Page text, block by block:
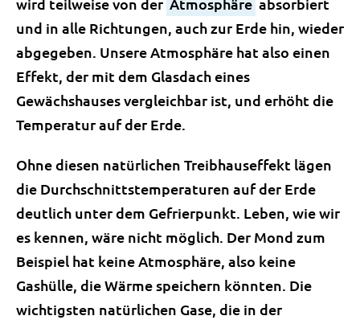
wird teilweise von der Atmosphäre absorbiert
und in alle Richtungen, auch zur Erde hin, wieder
abgegeben. Unsere Atmosphäre hat also einen
Effekt, der mit dem Glasdach eines
Gewächshauses vergleichbar ist, und erhöht die
Temperatur auf der Erde.
Ohne diesen natürlichen Treibhauseffekt lägen
die Durchschnittstemperaturen auf der Erde
deutlich unter dem Gefrierpunkt. Leben, wie wir
es kennen, wäre nicht möglich. Der Mond zum
Beispiel hat keine Atmosphäre, also keine
Gashülle, die Wärme speichern könnten. Die
wichtigsten natürlichen Gase, die in der